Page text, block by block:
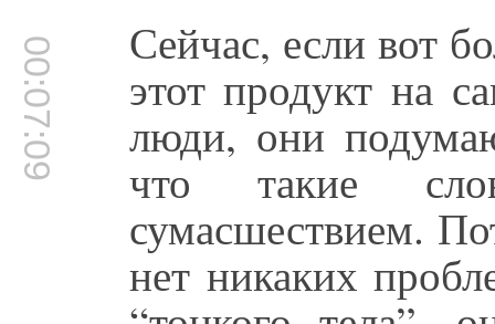
00:07:09 Сейчас, если вот
этот продукт на
люди, они
что такие
сумасшествием.
нет никаких